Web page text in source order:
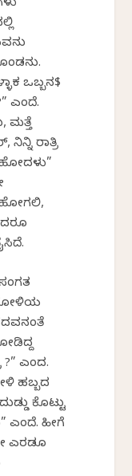
ಒಬ್ಬನ$
ಎಂದೆ.
ಮತ್ತೆ
ನಿನ್ನಿ ರಾತ್ರಿ
ಟೋಳಿಯ
?” ಎಂದ.
ಹಬ್ಬದ
ಕೊಟ್ಟು
ಎಂದೆ. ಹೀಗೆ
ಎರಡೂ